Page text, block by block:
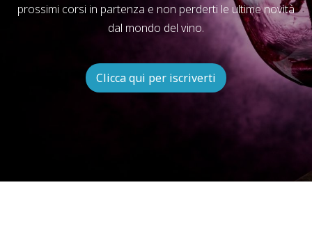
prossimi corsi in partenza e non perderti le ultime novità
dal mondo del vino.
Clicca qui per iscriverti